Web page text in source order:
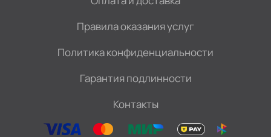
Правила оказания услуг
Политика конфиденциальности
Гарантия подлинности
Контакты